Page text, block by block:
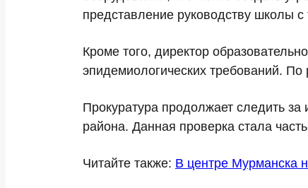
представление руководству школы
Кроме того, директор
эпидемиологических требований.
Прокуратура продолжает следить
района. Данная проверка стала
Читайте также: В центре Мурманска